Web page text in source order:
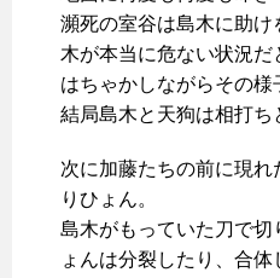
瀕死の室谷は島木に助け
木が本当に危ない状況
はちゃかしながらその様
結局島木と天狗は相打ち
次に加藤たちの前に現れ
りひょん。
島木がもっていた刀で切
ょんは分裂したり、合